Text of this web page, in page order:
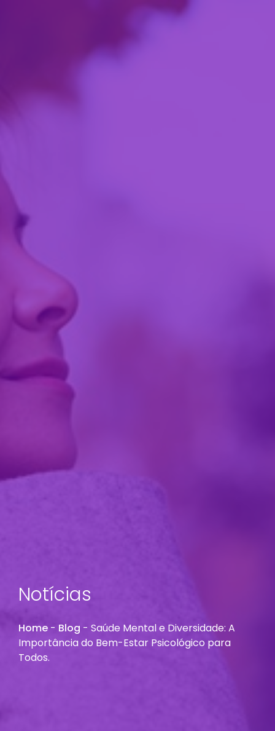
Notícias
Home - Blog - Saúde Mental e Diversidade: A
Importância do Bem-Estar Psicológico para
Todos.